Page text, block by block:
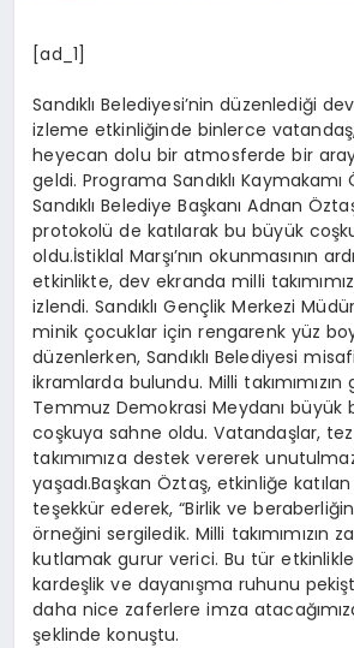
[ad_1]
Sandıklı Belediyesi’nin düzenlediği
izleme etkinliğinde binlerce
heyecan dolu bir atmosferde bir
geldi. Programa Sandıklı
Sandıklı Belediye Başkanı Adnan
protokolü de katılarak bu büyük
oldu.İstiklal Marşı’nın okunmasının
etkinlikte, dev ekranda milli
izlendi. Sandıklı Gençlik Merkezi
minik çocuklar için rengarenk yüz
düzenlerken, Sandıklı Belediyesi
ikramlarda bulundu. Milli takımımızın
Temmuz Demokrasi Meydanı büyük
coşkuya sahne oldu. Vatandaşlar,
takımımıza destek vererek
yaşadı.Başkan Öztaş, etkinliğe
teşekkür ederek, “Birlik ve
örneğini sergiledik. Milli takımımızın
kutlamak gurur verici. Bu tür
kardeşlik ve dayanışma ruhunu
daha nice zaferlere imza
şeklinde konuştu.